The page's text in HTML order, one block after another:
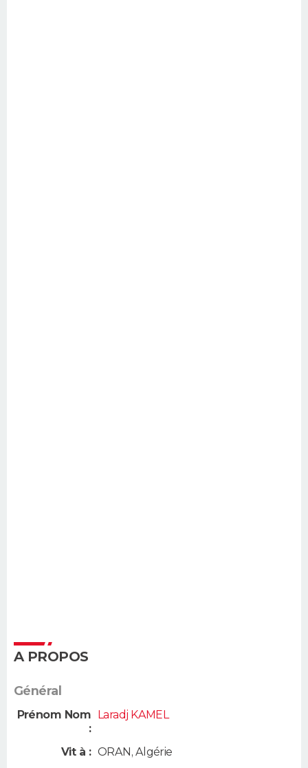
A PROPOS
Général
Prénom Nom
:
Laradj KAMEL
Vit à : ORAN, Algérie